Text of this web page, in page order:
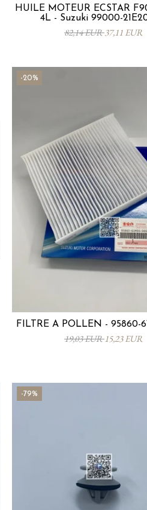
HUILE MOTEUR ECSTAR
4L - Suzuki 99000-
82,14 EUR37,11 EUR
-20%
FILTRE À POLLEN - 95860-
19,03 EUR15,23 EUR
-79%